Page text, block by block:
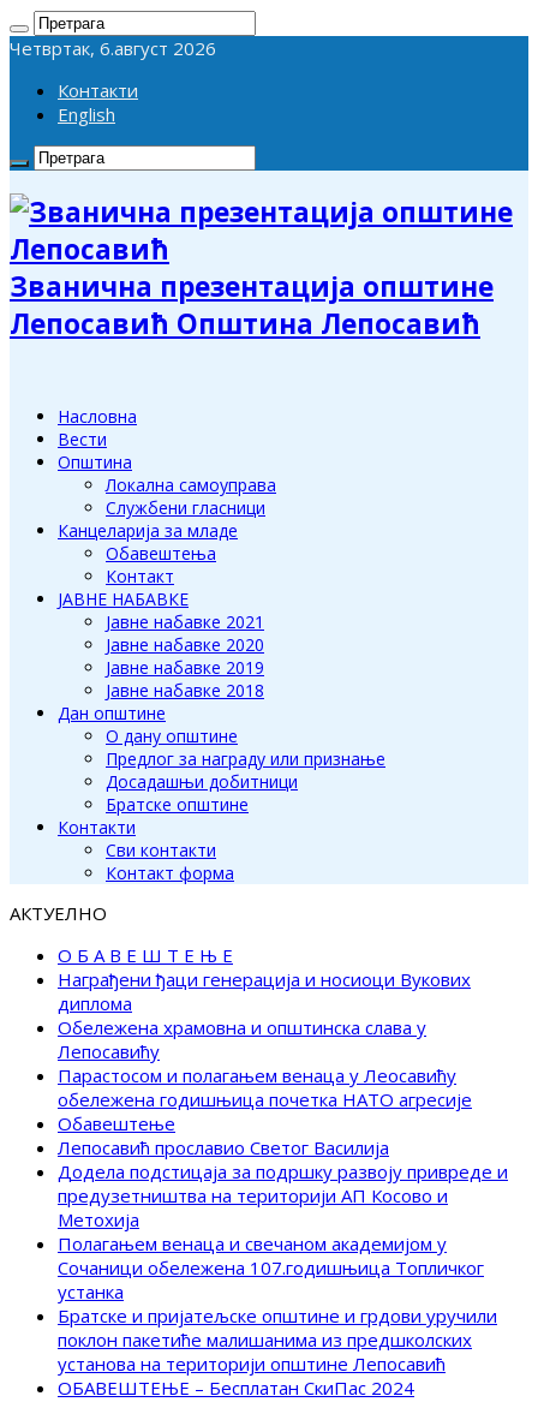
Четвртак, 6.август 2026
Контакти
English
Званична презентација општине
Лепосавић Општина Лепосавић
Насловна
Вести
Општина
Локална самоуправа
Службени гласници
Канцеларија за младе
Обавештења
Контакт
ЈАВНЕ НАБАВКЕ
Јавне набавке 2021
Јавне набавке 2020
Јавне набавке 2019
Јавне набавке 2018
Дан општине
О дану општине
Предлог за награду или признање
Досадашњи добитници
Братске општине
Контакти
Сви контакти
Контакт форма
АКТУЕЛНО
О Б А В Е Ш Т Е Њ Е
Награђени ђаци генерација и носиоци Вукових
диплома
Обележена храмовна и општинска слава у
Лепосавићу
Парастосом и полагањем венаца у Леосавићу
обележена годишњица почетка НАТО агресије
Обавештење
Лепосавић прославио Светог Василија
Додела подстицаја за подршку развоју привреде и
предузетништва на територији АП Косово и
Метохија
Полагањем венаца и свечаном академијом у
Сочаници обележена 107.годишњица Топличког
устанка
Братске и пријатељске општине и грдови уручили
поклон пакетиће малишанима из предшколских
установа на територији општине Лепосавић
ОБАВЕШТЕЊЕ – Бесплатан СкиПас 2024